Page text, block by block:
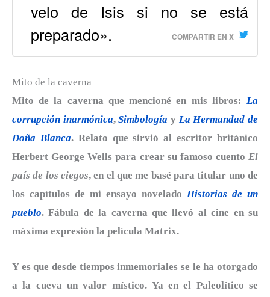
velo de Isis si no se está
preparado».
COMPARTIR EN X
Mito de la caverna
Mito de la caverna que mencioné en mis libros: La
corrupción inarmónica,Simbología y La Hermandad de
Doña Blanca. Relato que sirvió al escritor británico
Herbert George Wells para crear su famoso cuento El
país de los ciegos, en el que me basé para titular uno de
los capítulos de mi ensayo novelado Historias de un
pueblo. Fábula de la caverna que llevó al cine en su
máxima expresión la película Matrix.
Y es que desde tiempos inmemoriales se le ha otorgado
a la cueva un valor místico. Ya en el Paleolítico se